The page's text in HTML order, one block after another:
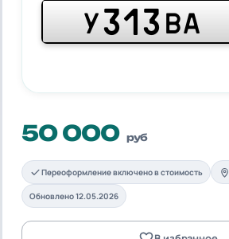
У313ВА
50 000 руб
Переоформление включено в стоимость
Обновлено 12.05.2026